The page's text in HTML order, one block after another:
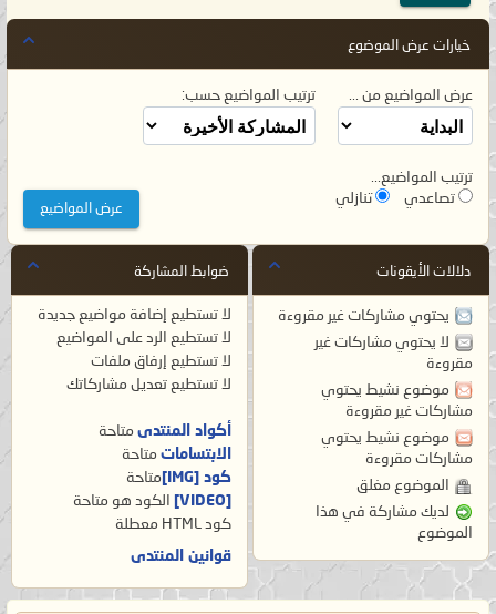
خيارات عرض الموضوع
عرض المواضيع من ... ترتيب المواضيع حسب:
ترتيب المواضيع...
تصاعدي
تنازلي
دلالات الأيقونات
يحتوي مشاركات غير مقروءة
لا يحتوي مشاركات غير
مقروءة
موضوع نشيط يحتوي
مشاركات غير مقروءة
موضوع نشيط يحتوي
مشاركات مقروءة
الموضوع مغلق
لديك مشاركة في هذا
الموضوع
ضوابط المشاركة
لا تستطيع إضافة مواضيع جديدة
لا تستطيع الرد على المواضيع
لا تستطيع إرفاق ملفات
لا تستطيع تعديل مشاركاتك
أكواد المنتدى متاحة
الابتسامات متاحة
كود [IMG]
متاحة
[VIDEO]
الكود هو متاحة
كود HTML
معطلة
قوانين المنتدى